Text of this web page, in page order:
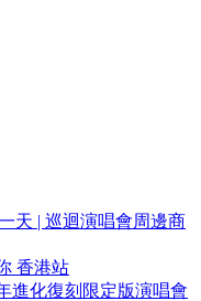
天 | 巡迴演唱會周邊商
香港站
進化復刻限定版演唱會